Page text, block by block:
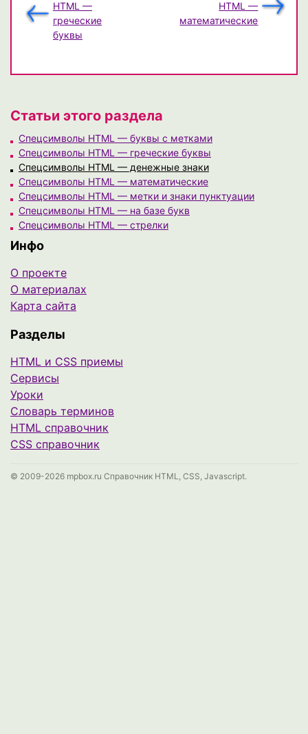
HTML —
математические
HTML —
греческие
буквы
Статьи этого раздела
Спецсимволы HTML — буквы с метками
Спецсимволы HTML — греческие буквы
Спецсимволы HTML — денежные знаки
Спецсимволы HTML — математические
Спецсимволы HTML — метки и знаки пунктуации
Спецсимволы HTML — на базе букв
Спецсимволы HTML — стрелки
Инфо
О проекте
О материалах
Карта сайта
Разделы
HTML и CSS приемы
Сервисы
Уроки
Cловарь терминов
HTML справочник
CSS справочник
© 2009-2026 mpbox.ru Справочник HTML, CSS, Javascript.